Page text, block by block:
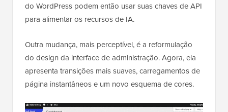
do WordPress podem então usar suas chaves de API
para alimentar os recursos de IA.
Outra mudança, mais perceptível, é a reformulação
do design da interface de administração. Agora, ela
apresenta transições mais suaves, carregamentos de
página instantâneos e um novo esquema de cores.